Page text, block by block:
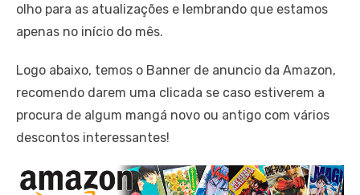
olho para as atualizações e lembrando que estamos
apenas no início do mês.
Logo abaixo, temos o Banner de anuncio da Amazon,
recomendo darem uma clicada se caso estiverem a
procura de algum mangá novo ou antigo com vários
descontos interessantes!